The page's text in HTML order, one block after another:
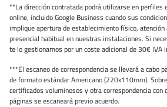
**La dirección contratada podrá utilizarse en perfiles
online, incluido Google Business cuando sus
implique apertura de establecimiento físico,
presencial habitual en nuestras instalaciones. Si
te lo gestionamos por un coste adicional de 30€ IVA
***El escaneo de correspondencia se llevará a cabo
de formato estándar Americano (220x110mm).
certificados voluminosos y otra correspondencia con
páginas se escaneará previo acuerdo.